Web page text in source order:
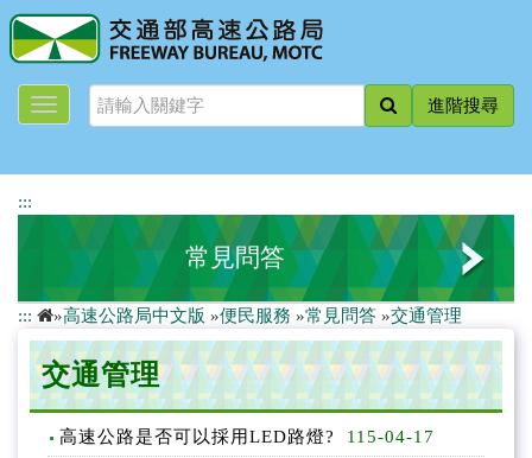
跳
到
主
進階搜尋
:::
常見問答
電子收費
回數票回收
施工維護及管理
::: »高速公路局中文版 »便民服務 »常見問答 »交通管理
交通管理
高速公路是否可以採用LED路燈? 115-04-17